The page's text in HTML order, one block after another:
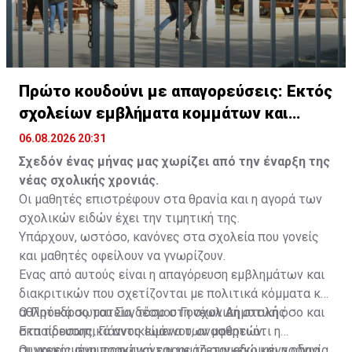
Πρώτο κουδούνι με απαγορεύσεις: Εκτός
σχολείων εμβλήματα κομμάτων και
ομάδων
06.08.2026 20:31
Σχεδόν ένας μήνας μας χωρίζει από την έναρξη της
νέας σχολικής χρονιάς.
Οι μαθητές επιστρέφουν στα θρανία και η αγορά των
σχολικών ειδών έχει την τιμητική της.
Υπάρχουν, ωστόσο, κανόνες στα σχολεία που γονείς
και μαθητές οφείλουν να γνωρίζουν.
Ένας από αυτούς είναι η απαγόρευση εμβλημάτων και
διακριτικών που σχετίζονται με πολιτικά κόμματα και
αθλητικά σωματεία, τόσο στη σχολική στολή όσο και
στα προσωπικά αντικείμενα των μαθητών.
Ο Πρόεδρος του Συνδέσμου Γονέων Δημοτικής
Εκπαίδευσης, Γιάννος Ιωάννου, αναφέρει ότι η